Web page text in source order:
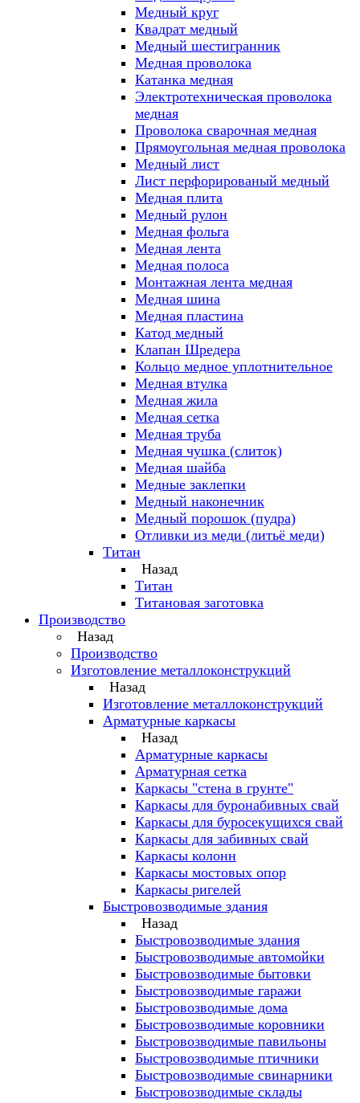
Медный круг
Квадрат медный
Медный шестигранник
Медная проволока
Катанка медная
Электротехническая проволока
медная
Проволока сварочная медная
Прямоугольная медная проволока
Медный лист
Лист перфорированый медный
Медная плита
Медный рулон
Медная фольга
Медная лента
Медная полоса
Монтажная лента медная
Медная шина
Медная пластина
Катод медный
Клапан Шредера
Кольцо медное уплотнительное
Медная втулка
Медная жила
Медная сетка
Медная труба
Медная чушка (слиток)
Медная шайба
Медные заклепки
Медный наконечник
Медный порошок (пудра)
Отливки из меди (литьё меди)
Титан
Назад
Титан
Титановая заготовка
Производство
Назад
Производство
Изготовление металлоконструкций
Назад
Изготовление металлоконструкций
Арматурные каркасы
Назад
Арматурные каркасы
Арматурная сетка
Каркасы "стена в грунте"
Каркасы для буронабивных свай
Каркасы для буросекущихся свай
Каркасы для забивных свай
Каркасы колонн
Каркасы мостовых опор
Каркасы ригелей
Быстровозводимые здания
Назад
Быстровозводимые здания
Быстровозводимые автомойки
Быстровозводимые бытовки
Быстровозводимые гаражи
Быстровозводимые дома
Быстровозводимые коровники
Быстровозводимые павильоны
Быстровозводимые птичники
Быстровозводимые свинарники
Быстровозводимые склады